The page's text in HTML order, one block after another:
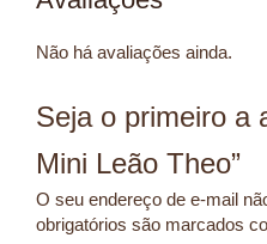
Não há avaliações ainda.
Seja o primeiro a
Mini Leão Theo”
O seu endereço de e-mail
obrigatórios são marcados